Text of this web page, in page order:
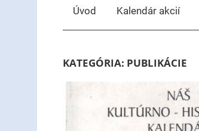
Úvod Kalendár akcií
KATEGÓRIA: PUBLIKÁCIE